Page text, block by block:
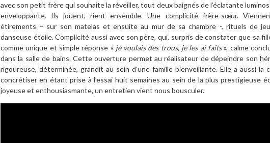
avec son petit frère qui souhaite la réveiller, tout deux baignés de l’éclatante
enveloppante. Ils jouent, rient ensemble. Une complicité frère-sœur.
étirements – sur son matelas et ensuite au mur de sa chambre -, rituels de
danseuse étoile. Complicité aussi avec son père, qui, surpris de constater que sa
comme unique et simple réponse « je voulais des trous, je les ai faits», calme
dans la salle de bains. Cette ouverture permet au réalisateur de dépeindre son
rigoureuse, déterminée, grandit au sein d’une famille bienveillante. Elle a aussi la
concrétiser en étant prise à l’essai huit semaines au sein de la plus prestigieuse
joyeuse et enthousiasmante, un entretien vient nous bousculer.